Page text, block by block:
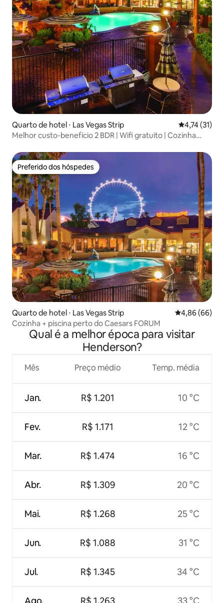
Quarto de hotel ⋅ Las Vegas Strip 4,74 de uma
4,74 (31)
Melhor custo-benefício 2 BDR | Wifi gratuito | Cozinha
Preferido dos hóspedes
Preferido dos hóspedes
Quarto de hotel ⋅ Las Vegas Strip 4,86 de uma
4,86 (66)
Cozinha + piscina perto do Caesars FORUM
Qual é a melhor época para visitar
Henderson?
Mês
Jan.
Fev.
Mar.
Abr.
Mai.
Jun.
Jul.
Ago.
Preço médio
R$ 1.201
R$ 1.171
R$ 1.474
R$ 1.309
R$ 1.268
R$ 1.088
R$ 1.345
R$ 1.263
Temp. média
10 °C
12 °C
16 °C
20 °C
25 °C
31 °C
34 °C
33 °C